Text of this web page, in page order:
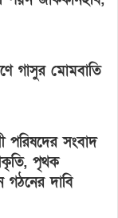
গাসুর মোমবাতি
পরিষদের সংবাদ
পৃথক
গঠনের দাবি